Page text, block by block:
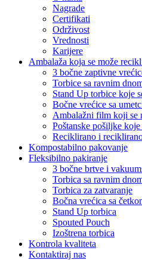
Nagrade
Certifikati
Održivost
Vrednosti
Karijere
Ambalaža koja se može
3 bočne zaptivne
Torbice sa ravnim
Stand Up torbice koje
Bočne vrećice sa
Ambalažni film koji se
Poštanske pošiljke
Reciklirano i
Kompostabilno pakovanje
Fleksibilno pakiranje
3 bočne brtve i
Torbica sa ravnim
Torbica za zatvaranje
Bočna vrećica sa
Stand Up torbica
Spouted Pouch
Izoštrena torbica
Kontrola kvaliteta
Kontaktiraj nas